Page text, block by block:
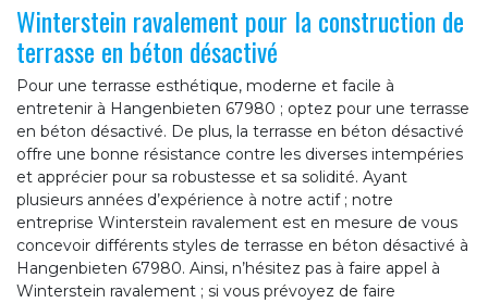
Winterstein ravalement pour la construction de
terrasse en béton désactivé
Pour une terrasse esthétique, moderne et facile à
entretenir à Hangenbieten 67980 ; optez pour une terrasse
en béton désactivé. De plus, la terrasse en béton désactivé
offre une bonne résistance contre les diverses intempéries
et apprécier pour sa robustesse et sa solidité. Ayant
plusieurs années d’expérience à notre actif ; notre
entreprise Winterstein ravalement est en mesure de vous
concevoir différents styles de terrasse en béton désactivé à
Hangenbieten 67980. Ainsi, n’hésitez pas à faire appel à
Winterstein ravalement ; si vous prévoyez de faire